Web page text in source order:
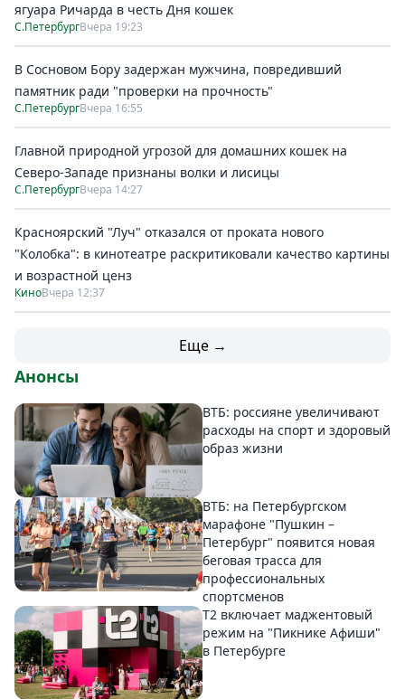
ягуара Ричарда в честь Дня кошек
С.ПетербургВчера 19:23
В Сосновом Бору задержан мужчина, повредивший
памятник ради "проверки на прочность"
С.ПетербургВчера 16:55
Главной природной угрозой для домашних кошек на
Северо-Западе признаны волки и лисицы
С.ПетербургВчера 14:27
Красноярский "Луч" отказался от проката нового
"Колобка": в кинотеатре раскритиковали качество картины
и возрастной ценз
КиноВчера 12:37
Еще →
Анонсы
ВТБ: россияне увеличивают
расходы на спорт и здоровый
образ жизни
ВТБ: на Петербургском
марафоне "Пушкин –
Петербург" появится новая
беговая трасса для
профессиональных
спортсменов
Т2 включает маджентовый
режим на "Пикнике Афиши"
в Петербурге